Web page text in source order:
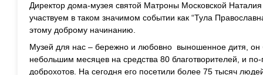
Директор дома-музея святой Матроны Московской
участвуем в таком значимом событии как “Тула
этому доброму начинанию.
Музей для нас – бережно и любовно выношенное дитя, он
небольшим месяцев на средства 80 благотворителей, и
доброхотов. На сегодня его посетили более 75 тысяч